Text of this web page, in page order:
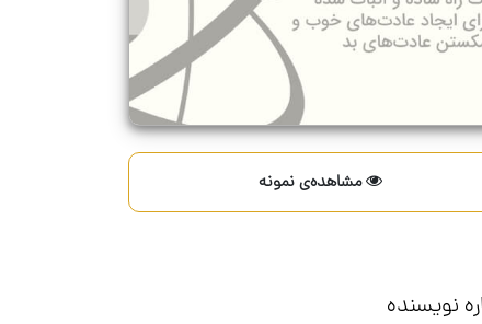
مشاهده‌ی نمونه
نویسنده